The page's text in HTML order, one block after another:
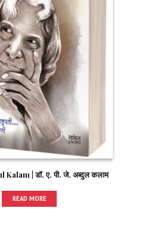
Kalam | डॉ. ए. पी. जे. अब्दुल कलाम
READ MORE